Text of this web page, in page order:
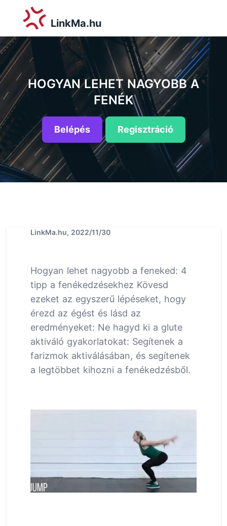
LinkMa.hu
HOGYAN LEHET NAGYOBB A
FENÉK
Belépés Regisztráció
LinkMa.hu, 2022/11/30
Hogyan lehet nagyobb a feneked: 4
tipp a fenékedzésekhez Kövesd
ezeket az egyszerű lépéseket, hogy
érezd az égést és lásd az
eredményeket: Ne hagyd ki a glute
aktiváló gyakorlatokat: Segítenek a
farizmok aktiválásában, és segítenek
a legtöbbet kihozni a fenékedzésből.